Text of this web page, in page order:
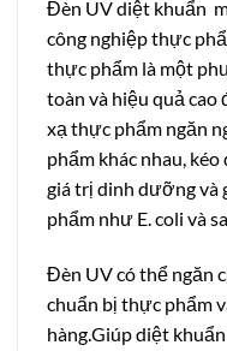
Đèn UV diệt khuẩn
công nghiệp thực
thực phẩm là một
toàn và hiệu quả cao
xạ thực phẩm ngăn
phẩm khác nhau,
giá trị dinh dưỡng và
phẩm như E. coli và
Đèn UV có thể ngăn
chuẩn bị thực phẩm
hàng.Giúp diệt